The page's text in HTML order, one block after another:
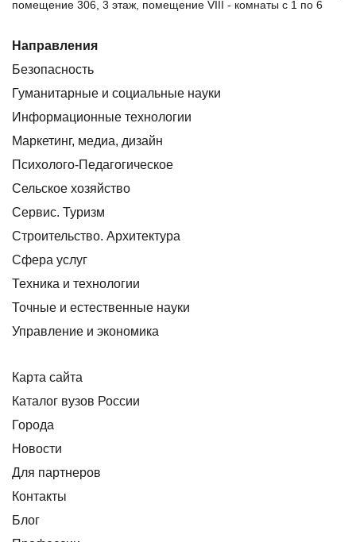
помещение 306, 3 этаж, помещение VIII - комнаты с 1 по 6
Направления
Безопасность
Гуманитарные и социальные науки
Информационные технологии
Маркетинг, медиа, дизайн
Психолого-Педагогическое
Сельское хозяйство
Сервис. Туризм
Строительство. Архитектура
Сфера услуг
Техника и технологии
Точные и естественные науки
Управление и экономика
Карта сайта
Каталог вузов России
Города
Новости
Для партнеров
Контакты
Блог